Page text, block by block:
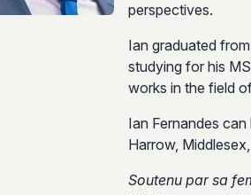
perspectives.
Ian graduated
studying for his
works in the field
Ian Fernandes
Harrow,
Soutenu par sa